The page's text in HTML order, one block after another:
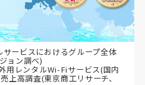
ービスにおけるグループ全体
ョン調べ)
用レンタルWi-Fiサービス(国内
高調査(東京商工リサーチ、